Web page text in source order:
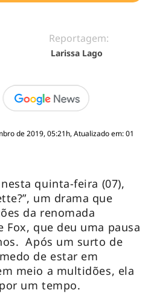
Reportagem:
Larissa Lago
de 2019, 05:21h, Atualizado em: 01
quinta-feira (07),
um drama que
da renomada
que deu uma pausa
Após um surto de
de estar em
meio a multidões, ela
um tempo.